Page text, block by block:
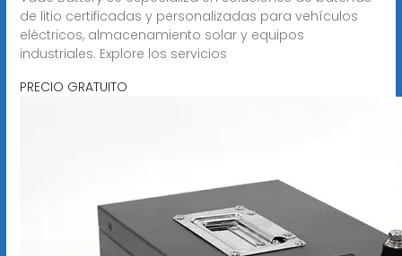
de litio certificadas y personalizadas para vehículos
eléctricos, almacenamiento solar y equipos
industriales. Explore los servicios
PRECIO GRATUITO